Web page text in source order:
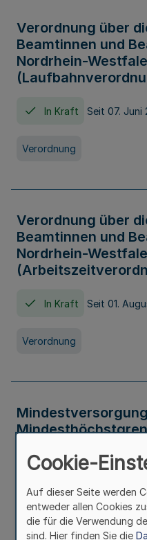
Verordnung über
Beamtinnen und
Nordrhein-
In Kraft Seit 07. Juni
Verordnung
Verordnung über
Beamtinnen und
Nordrhein-
In Kraft Seit 01.
Verordnung
Verwaltungsvorschrift
Cookie-
Auf dieser Seite werden
entweder allen Cookies
die für die Verwendung
sind. Hier finden Sie die